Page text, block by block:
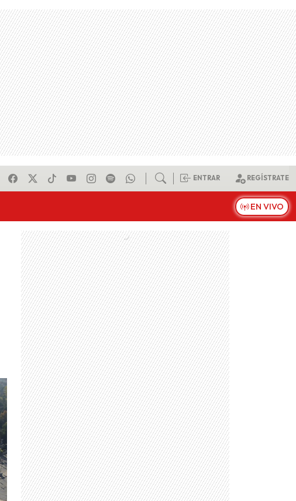
ENTRAR REGÍSTRATE
EN VIVO